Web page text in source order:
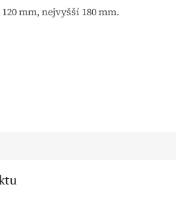
mm, nejvyšší 180 mm.